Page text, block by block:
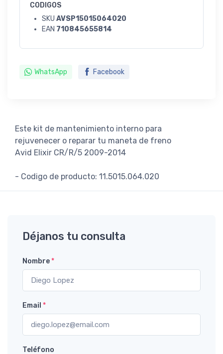
CODIGOS
SKU AVSP15015064020
EAN 710845655814
WhatsApp Facebook
Este kit de mantenimiento interno para
rejuvenecer o reparar tu maneta de freno
Avid Elixir CR/R/5 2009-2014
- Codigo de producto: 11.5015.064.020
Déjanos tu consulta
Nombre*
Email *
Teléfono